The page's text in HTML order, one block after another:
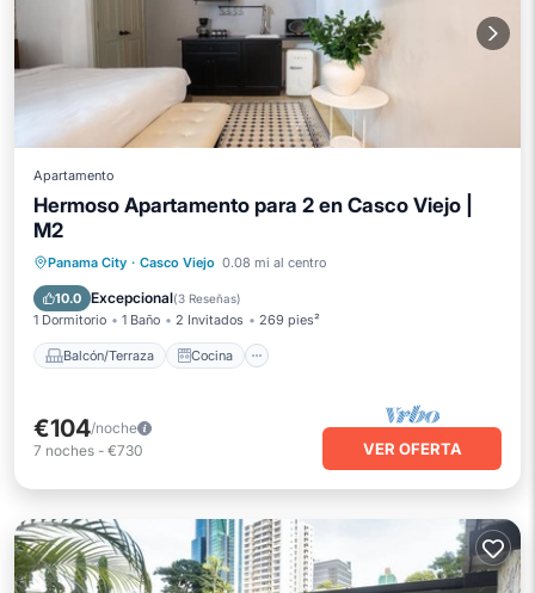
Apartamento
Hermoso Apartamento para 2 en Casco Viejo |
M2
Panama City · Casco Viejo 0.08 mi al centro
10.0 Excepcional(3 Reseñas)
1 Dormitorio 1 Baño 2 Invitados 269 pies²
Balcón/Terraza Cocina
Balcón/Terraza
Cocina
Aire acondicionado
€104/noche
7 noches - €730 VER OFERTA